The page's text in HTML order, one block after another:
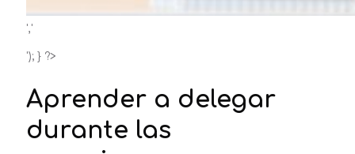
','
'); } ?>
Aprender a delegar
durante las